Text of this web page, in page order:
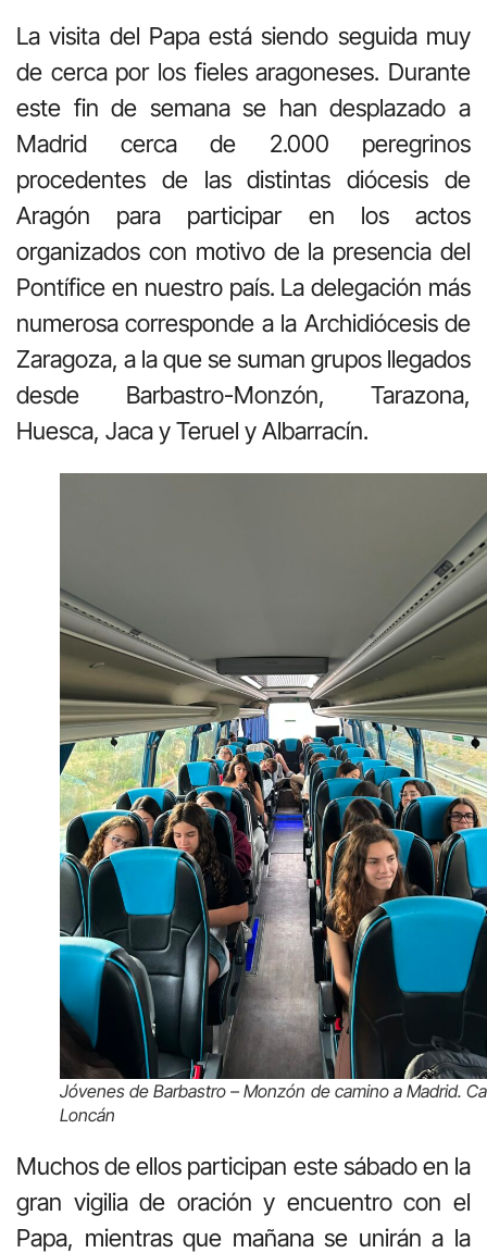
La visita del Papa está siendo seguida muy
de cerca por los fieles aragoneses. Durante
este fin de semana se han desplazado a
Madrid cerca de 2.000 peregrinos
procedentes de las distintas diócesis de
Aragón para participar en los actos
organizados con motivo de la presencia del
Pontífice en nuestro país. La delegación más
numerosa corresponde a la Archidiócesis de
Zaragoza, a la que se suman grupos llegados
desde Barbastro-Monzón, Tarazona,
Huesca, Jaca y Teruel y Albarracín.
Jóvenes de Barbastro – Monzón de camino a Madrid.
Loncán
Muchos de ellos participan este sábado en la
gran vigilia de oración y encuentro con el
Papa, mientras que mañana se unirán a la